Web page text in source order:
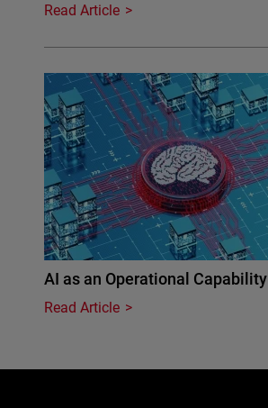
Read Article
AI as an Operational Capability
Read Article